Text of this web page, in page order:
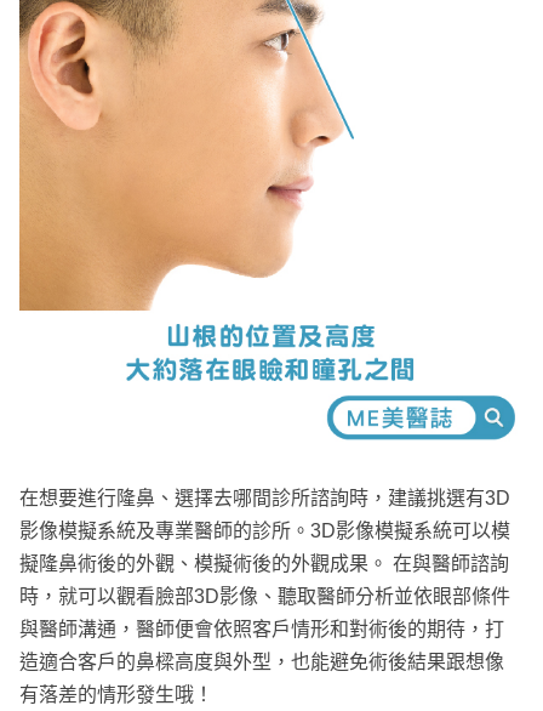
在想要進行隆鼻、選擇去哪間診所諮詢時，建議挑選有3D
影像模擬系統及專業醫師的診所。3D影像模擬系統可以模
擬隆鼻術後的外觀、模擬術後的外觀成果。 在與醫師諮詢
時，就可以觀看臉部3D影像、聽取醫師分析並依眼部條件
與醫師溝通，醫師便會依照客戶情形和對術後的期待，打
造適合客戶的鼻樑高度與外型，也能避免術後結果跟想像
有落差的情形發生哦！